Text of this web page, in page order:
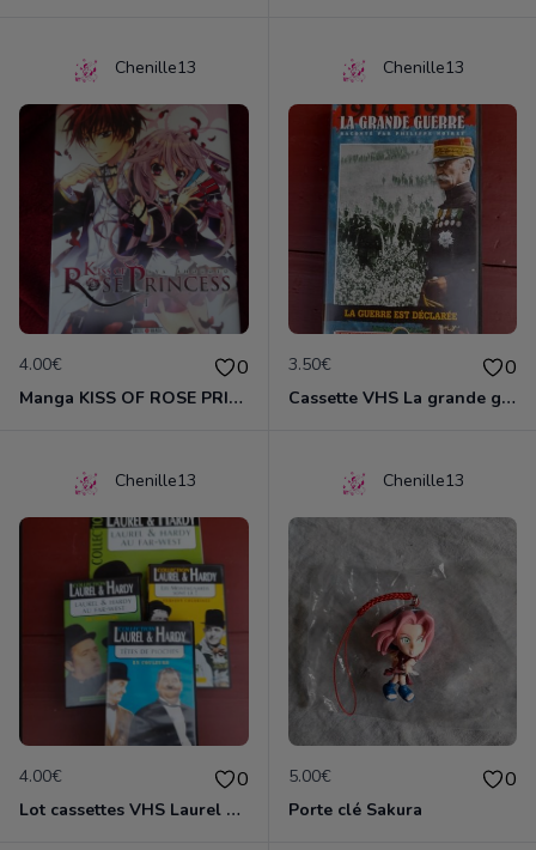
Chenille13
4.00€ 0
Manga KISS OF ROSE PRINCESS tome 1
Chenille13
3.50€ 0
Cassette VHS La grande guerre 1914-1918
Chenille13
4.00€ 0
Lot cassettes VHS Laurel & Hardy
Chenille13
5.00€ 0
Porte clé Sakura